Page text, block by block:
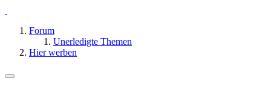
Forum
Unerledigte Themen
Hier werben